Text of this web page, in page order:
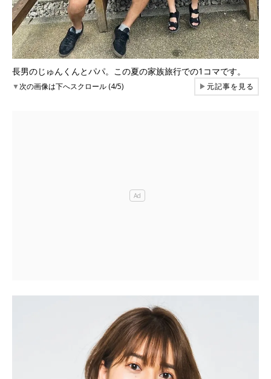
長男のじゅんくんとパパ。この夏の家族旅行での1コマです。
▼次の画像は下へスクロール (4/5) ▶元記事を見る